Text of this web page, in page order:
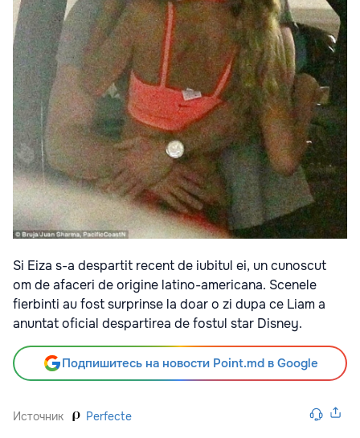
Si Eiza s-a despartit recent de iubitul ei, un cunoscut
om de afaceri de origine latino-americana. Scenele
fierbinti au fost surprinse la doar o zi dupa ce Liam a
anuntat oficial despartirea de fostul star Disney.
Подпишитесь на новости Point.md в Google
Источник Perfecte